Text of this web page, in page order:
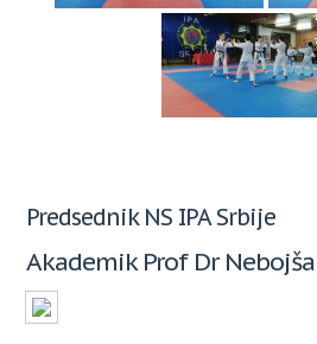
Predsednik NS IPA Srbije
Akademik Prof Dr